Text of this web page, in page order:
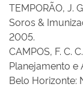
TEMPORÃO, J.
Soros &
2005.
CAMPOS, F. C.
Planejamento e
Belo Horizonte: